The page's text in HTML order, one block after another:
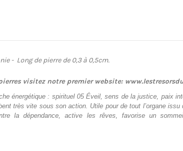
- Long de pierre de 0,3 à 0,5cm.
visitez notre premier website:
énergétique : spirituel 05Éveil, sens de la justice, paix
très vite sous son action. Utile pour de tout l’organe
la dépendance, active les rêves, favorise un